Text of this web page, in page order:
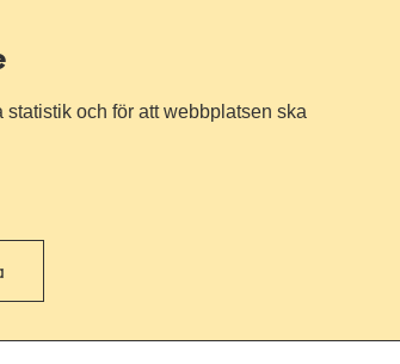
och för att webbplatsen ska